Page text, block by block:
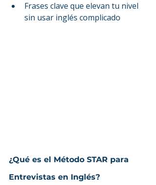
Frases clave que elevan tu nivel
sin usar inglés complicado
¿Qué es el Método STAR para
Entrevistas en Inglés?